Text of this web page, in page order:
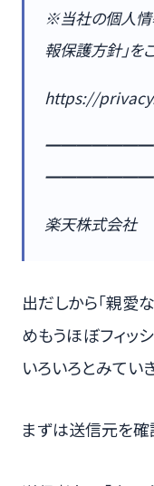
※当社の個人情
報保護方針」を
https://
楽天株式会社
出だしから「親愛
めもうほぼフィッ
いろいろとみてい
まずは送信元を確